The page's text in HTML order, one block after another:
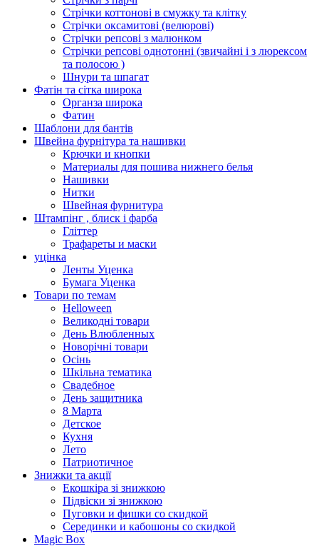
Стрічки коттонові в смужку та клітку
Стрічки оксамитові (велюрові)
Стрічки репсові з малюнком
Стрічки репсові однотонні (звичайні і з люрексом
та полосою )
Шнури та шпагат
Фатін та сітка широка
Органза широка
Фатин
Шаблони для бантів
Швейна фурнітура та нашивки
Крючки и кнопки
Материалы для пошива нижнего белья
Нашивки
Нитки
Швейная фурнитура
Штампінг , блиск і фарба
Гліттер
Трафареты и маски
уцінка
Ленты Уценка
Бумага Уценка
Товари по темам
Helloween
Великодні товари
День Влюбленных
Новорічні товари
Осінь
Шкільна тематика
Свадебное
День защитника
8 Марта
Детское
Кухня
Лето
Патриотичное
Знижки та акції
Екошкіра зі знижкою
Підвіски зі знижкою
Пуговки и фишки со скидкой
Серединки и кабошоны со скидкой
Magic Box